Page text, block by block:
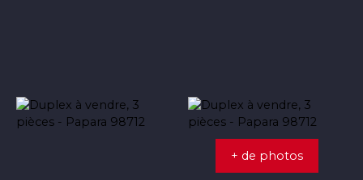
+ de photos